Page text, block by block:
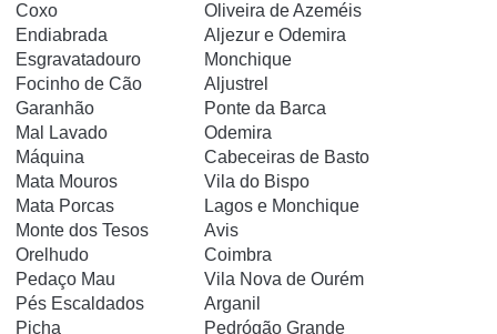
Coxo
Oliveira de Azeméis
Endiabrada
Aljezur e Odemira
Esgravatadouro
Monchique
Focinho de Cão
Aljustrel
Garanhão
Ponte da Barca
Mal Lavado
Odemira
Máquina
Cabeceiras de Basto
Mata Mouros
Vila do Bispo
Mata Porcas
Lagos e Monchique
Monte dos Tesos
Avis
Orelhudo
Coimbra
Pedaço Mau
Vila Nova de Ourém
Pés Escaldados
Arganil
Picha
Pedrógão Grande